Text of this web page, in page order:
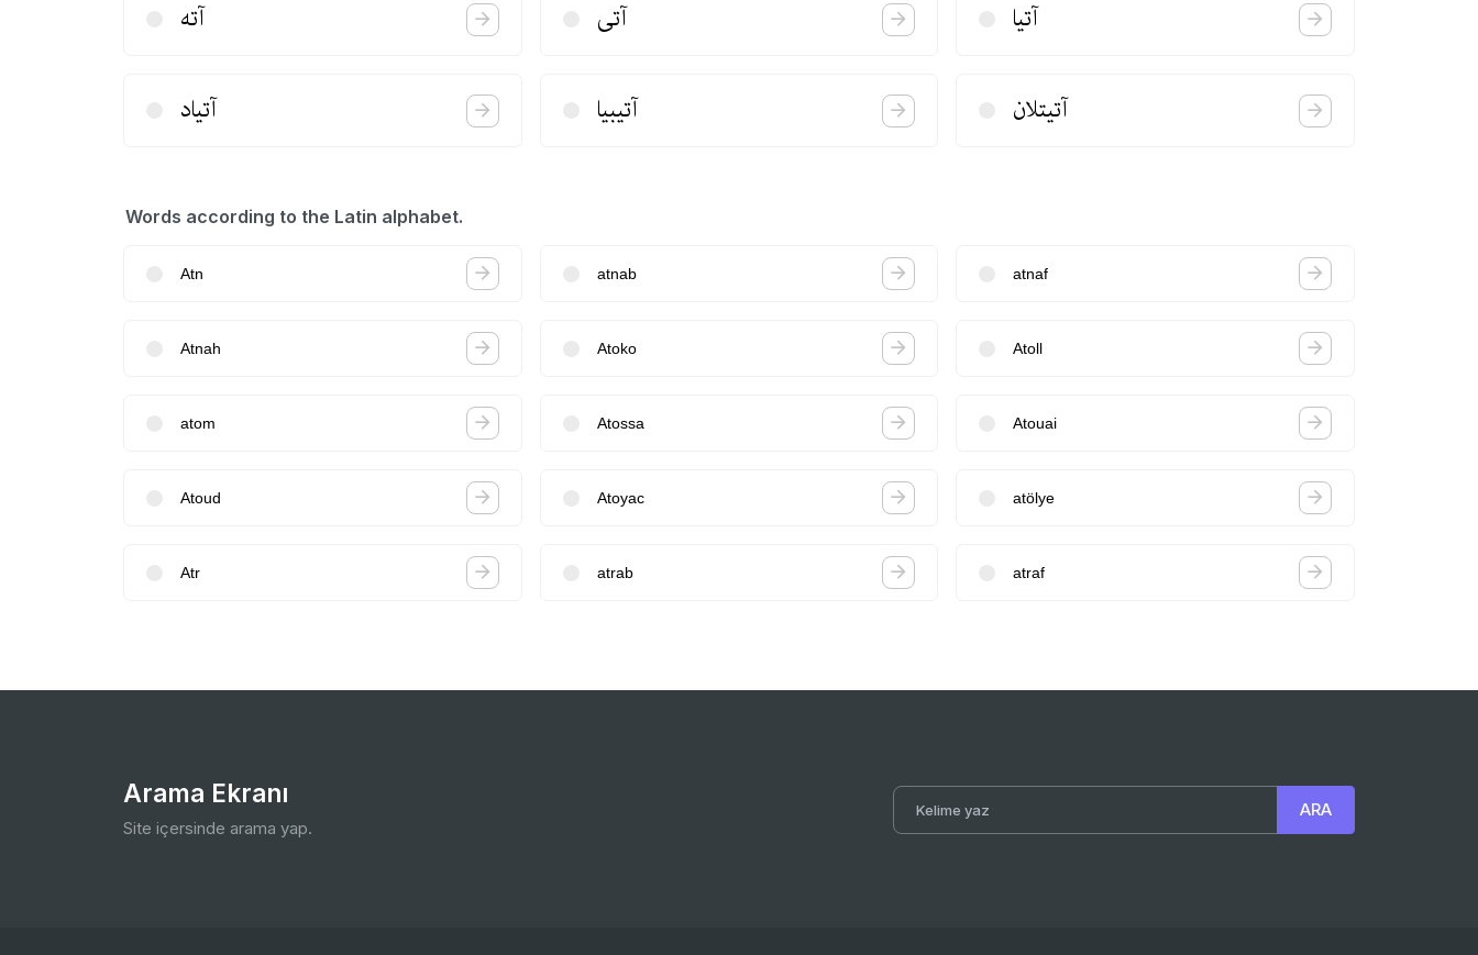
آته آتی آتیا
آتیاد آتیبیا آتیتلان
Words according to the Latin alphabet.
Atn atnab atnaf
Atnah Atoko Atoll
atom Atossa Atouai
Atoud Atoyac atölye
Atr atrab atraf
Arama Ekranı
Site içersinde arama yap.